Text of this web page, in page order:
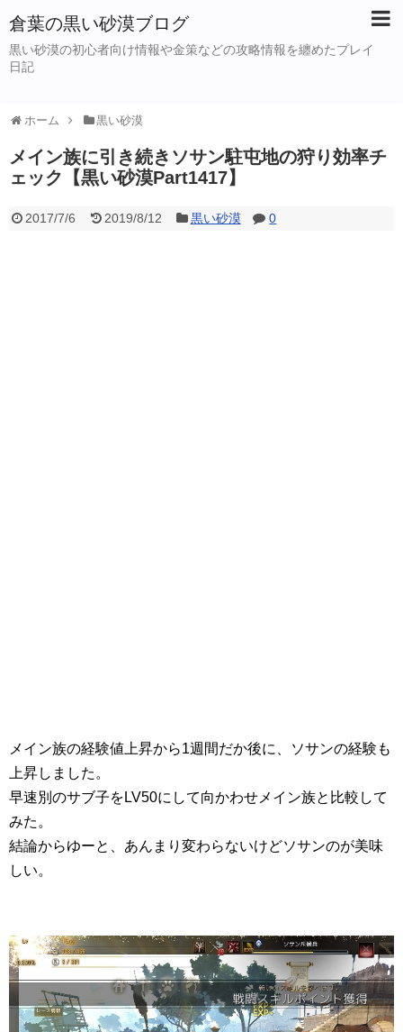
倉葉の黒い砂漠ブログ
黒い砂漠の初心者向け情報や金策などの攻略情報を纏めたプレイ
日記
ホーム 黒い砂漠
メイン族に引き続きソサン駐屯地の狩り効率チ
ェック【黒い砂漠Part1417】
2017/7/6 2019/8/12 黒い砂漠 0
メイン族の経験値上昇から1週間だか後に、ソサンの経験も
上昇しました。
早速別のサブ子をLV50にして向かわせメイン族と比較して
みた。
結論からゆーと、あんまり変わらないけどソサンのが美味
しい。